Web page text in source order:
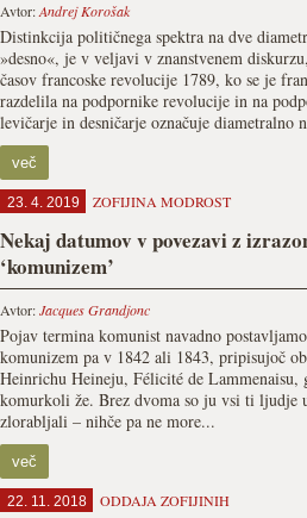
Avtor:Andrej Korošak
Distinkcija političnega spektra na dve
»desno«, je v veljavi v znanstvenem
časov francoske revolucije 1789, ko se je
razdelila na podpornike revolucije in na
levičarje in desničarje označuje diametralno
več
23. 4. 2019 ZOFIJINA MODROST
Nekaj datumov v povezavi z
‘komunizem’
Avtor:Jacques Grandjonc
Pojav termina komunist navadno
komunizem pa v 1842 ali 1843, pripisujoč
Heinrichu Heineju, Félicité de Lammenaisu,
komurkoli že. Brez dvoma so ju vsi ti ljudje
zlorabljali – nihče pa ne more...
več
22. 11. 2018 ODDAJA ZOFIJINIH